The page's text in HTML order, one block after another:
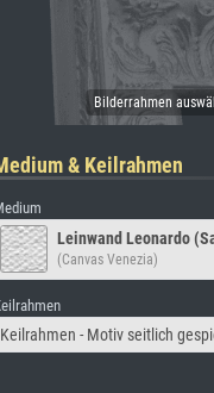
& Keilrahmen
Leinwand Leonardo
(Canvas Venezia)
Keilrahmen - Motiv seitlich